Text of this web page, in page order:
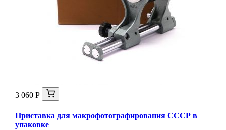
3 060 Р
Приставка для макрофотографирования СССР в
упаковке